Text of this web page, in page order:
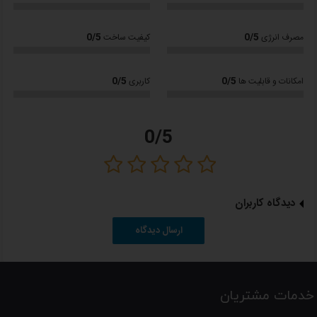
دارای صفحه نمایش دیجیتال
مخزن آبمیوه‌ گیری: پلاستیکی
توجه داشته باشید؛
معتبر می باشد.
ترکیب طراحی زیبا و ویژگی‌های پیشرفته، انتخابی ایده‌آل برای علاقه‌مندان به
مصرف انرژی 0/5 کیفیت ساخت 0/5
امکانات و قابلیت ها 0/5 کاربری 0/5
0/5
دیدگاه کاربران
ارسال دیدگاه
خدمات مشتریان